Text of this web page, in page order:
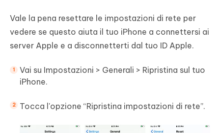
Vale la pena resettare le impostazioni di rete per
vedere se questo aiuta il tuo iPhone a connettersi ai
server Apple e a disconnetterti dal tuo ID Apple.
Vai su Impostazioni > Generali > Ripristina sul tuo
iPhone.
Tocca l'opzione “Ripristina impostazioni di rete”.